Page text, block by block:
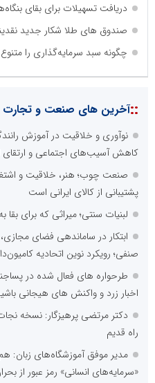
دریافت تسهیلات برای بقای
صندوق های طلا شکار جدید
چگونه سبد سرمایه‌گذاری را
::آخرین های صنعت و تجارت
نوآوری و خلاقیت در آموزش
کاهش آسیب‌های اجتماعی و ارتقای
صنعت چوب؛ هنر، خلاقیت و
پشتیبانی از کالای ایرانی است
لبنیات سنتی؛ میراثی که برای بقا
ابتکار در ساماندهی فضای
صنفی؛ رویکرد نوین اتحادیه
طرحواره های فعال شده در
اخبار زرد و واکنش های هیجانی
دکتر مرتضی پرهیزگار: نسخه
راه قدیم
مدیر موفق آموزشگاه‌های زبان:
«سرمایه‌های انسانی» رمز عبور از